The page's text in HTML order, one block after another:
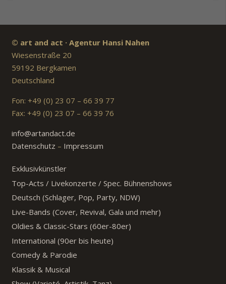
© art and act · Agentur Hansi Nahen
Wiesenstraße 20
59192 Bergkamen
Deutschland
Fon: +49 (0) 23 07 – 66 39 77
Fax: +49 (0) 23 07 – 66 39 76
info@artandact.de
Datenschutz – Impressum
Exklusivkünstler
Top-Acts / Livekonzerte / Spec. Bühnenshows
Deutsch (Schlager, Pop, Party, NDW)
Live-Bands (Cover, Revival, Gala und mehr)
Oldies & Classic-Stars (60er-80er)
International (90er bis heute)
Comedy & Parodie
Klassik & Musical